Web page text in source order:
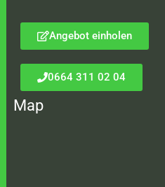
Angebot einholen
0664 311 02 04
Map